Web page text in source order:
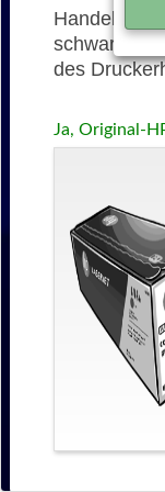
Handelt es
schwarz)
des
Ja, Original-